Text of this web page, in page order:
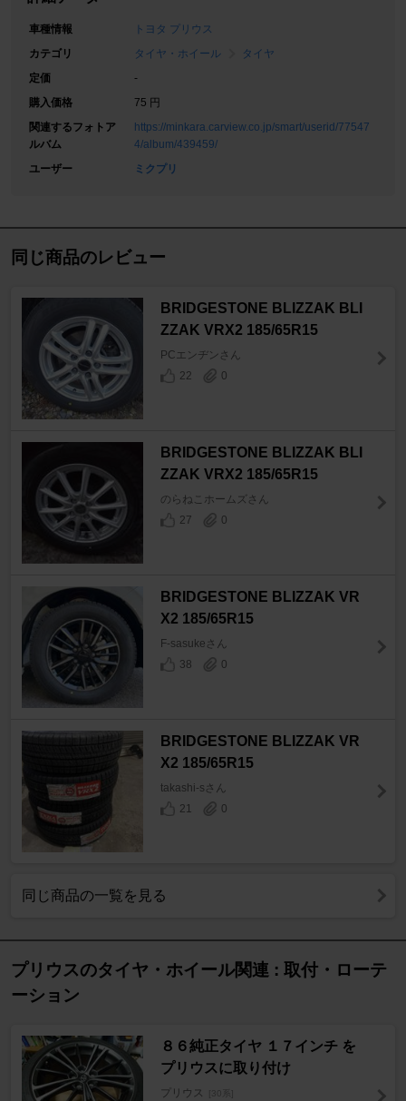
車種情報
トヨタ プリウス
カテゴリ
タイヤ・ホイール
タイヤ
定価
-
購入価格
75 円
関連するフォトア
ルバム
https://minkara.carview.co.jp/smart/userid/77547
4/album/439459/
ユーザー
ミクプリ
同じ商品のレビュー
BRIDGESTONE BLIZZAK BLI
ZZAK VRX2 185/65R15
PCエンヂンさん
22
0
BRIDGESTONE BLIZZAK BLI
ZZAK VRX2 185/65R15
のらねこホームズさん
27
0
BRIDGESTONE BLIZZAK VR
X2 185/65R15
F-sasukeさん
38
0
BRIDGESTONE BLIZZAK VR
X2 185/65R15
takashi-sさん
21
0
同じ商品の一覧を見る
プリウスのタイヤ・ホイール関連 : 取付・ローテ
ーション
８６純正タイヤ １７インチ を
プリウスに取り付け
プリウス [30系]